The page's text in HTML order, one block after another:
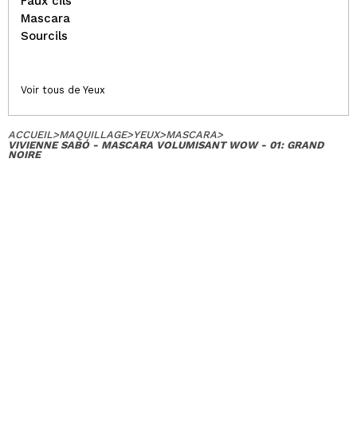
Mascara
Sourcils
Voir tous de Yeux
ACCUEIL>MAQUILLAGE>YEUX>MASCARA>
VIVIENNE SABÓ - MASCARA VOLUMISANT WOW - 01: GRAND
NOIRE